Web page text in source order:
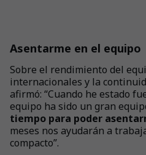
Asentarme en el equipo
Sobre el rendimiento del
internacionales y la
afirmó: “Cuando he estado
equipo ha sido un gran
tiempo para poder
meses nos ayudarán a
compacto”.